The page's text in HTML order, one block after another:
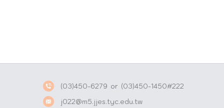
(03)450-6279 or (03)450-1450#222
j022@m5.jjes.tyc.edu.tw